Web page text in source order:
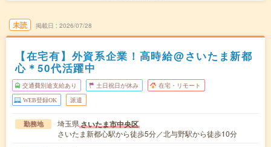
未読 掲載日 2026/07/28
【在宅有】外資系企業！高時給@さいたま新都
心＊50代活躍中
交通費別途支給あり 土日祝日が休み 在宅・リモート
WEB登録OK 派遣
勤務地 埼玉県さいたま市中央区
さいたま新都心駅から徒歩5分／北与野駅から徒歩10分